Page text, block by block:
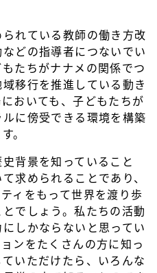
れている教師の働き方改
どの指導者につないでい
たちがナナメの関係でつ
移行を推進している動き
おいても、子どもたちが
に傍受できる環境を構築
。
背景を知っていること
求められることであり、
ィをもって世界を渡り歩
でしょう。私たちの活動
しかならないと思ってい
ンをたくさんの方に知っ
いただけたら、いろんな